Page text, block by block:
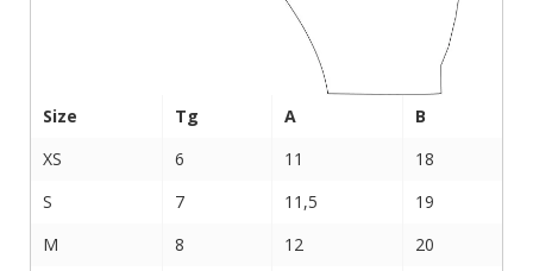
Size Tg A
B
XS
6 11
18
S
7 11,5
19
M
8 12
20